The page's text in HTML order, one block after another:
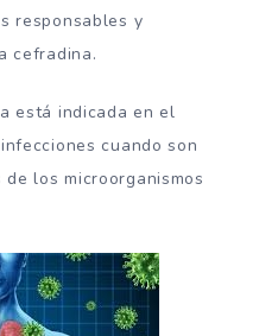
responsables y
cefradina.
está indicada en el
cuando son
los microorganismos